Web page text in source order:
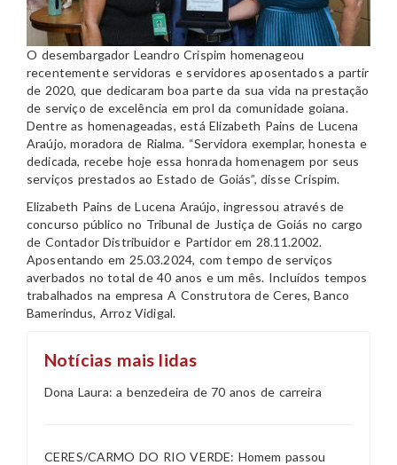
O desembargador Leandro Crispim homenageou
recentemente servidoras e servidores aposentados a partir
de 2020, que dedicaram boa parte da sua vida na prestação
de serviço de excelência em prol da comunidade goiana.
Dentre as homenageadas, está Elizabeth Pains de Lucena
Araújo, moradora de Rialma. “Servidora exemplar, honesta e
dedicada, recebe hoje essa honrada homenagem por seus
serviços prestados ao Estado de Goiás”, disse Crispim.
Elizabeth Pains de Lucena Araújo, ingressou através de
concurso público no Tribunal de Justiça de Goiás no cargo
de Contador Distribuidor e Partidor em 28.11.2002.
Aposentando em 25.03.2024, com tempo de serviços
averbados no total de 40 anos e um mês. Incluídos tempos
trabalhados na empresa A Construtora de Ceres, Banco
Bamerindus, Arroz Vidigal.
Notícias mais lidas
Dona Laura: a benzedeira de 70 anos de carreira
CERES/CARMO DO RIO VERDE: Homem passou